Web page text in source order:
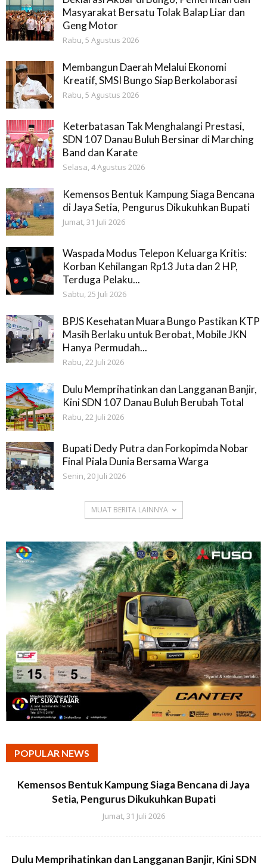
Masyarakat Bersatu Tolak Balap Liar dan
Geng Motor
Rabu, 5 Agustus 2026
Membangun Daerah Melalui Ekonomi
Kreatif, SMSI Bungo Siap Berkolaborasi
Rabu, 5 Agustus 2026
Keterbatasan Tak Menghalangi Prestasi,
SDN 107 Danau Buluh Bersinar di Marching
Band dan Karate
Selasa, 4 Agustus 2026
Kemensos Bentuk Kampung Siaga Bencana
di Jaya Setia, Pengurus Dikukuhkan Bupati
Jumat, 31 Juli 2026
Waspada Modus Telepon Keluarga Kritis:
Korban Kehilangan Rp13 Juta dan 2 HP,
Terduga Pelaku...
Sabtu, 25 Juli 2026
BPJS Kesehatan Muara Bungo Pastikan KTP
Masih Berlaku untuk Berobat, Mobile JKN
Hanya Permudah...
Rabu, 22 Juli 2026
Dulu Memprihatinkan dan Langganan Banjir,
Kini SDN 107 Danau Buluh Berubah Total
Rabu, 22 Juli 2026
Bupati Dedy Putra dan Forkopimda Nobar
Final Piala Dunia Bersama Warga
Senin, 20 Juli 2026
MUAT BERITA LAINNYA
POPULAR NEWS
Kemensos Bentuk Kampung Siaga Bencana di Jaya
Setia, Pengurus Dikukuhkan Bupati
Jumat, 31 Juli 2026
Dulu Memprihatinkan dan Langganan Banjir, Kini SDN